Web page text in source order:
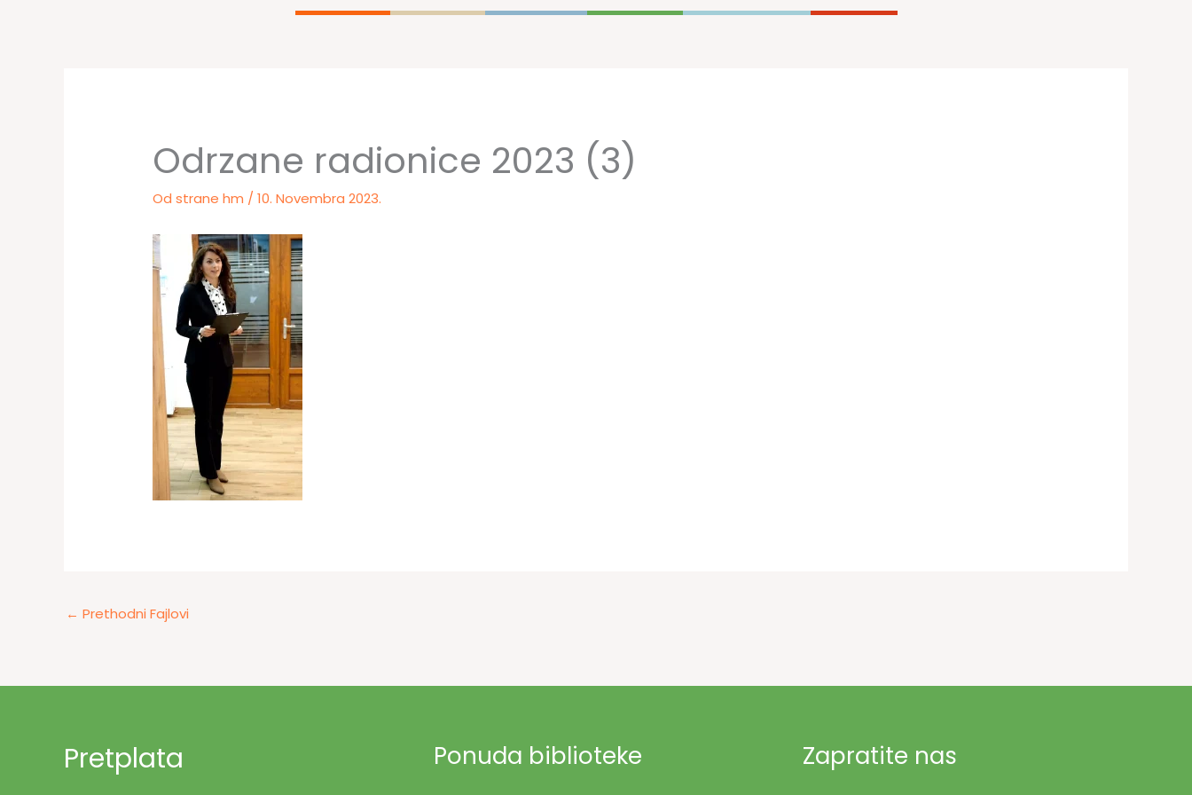
Odrzane radionice 2023 (3)
Od strane hm /10. Novembra 2023.
← Prethodni Fajlovi
Pretplata Ponuda biblioteke Zapratite nas